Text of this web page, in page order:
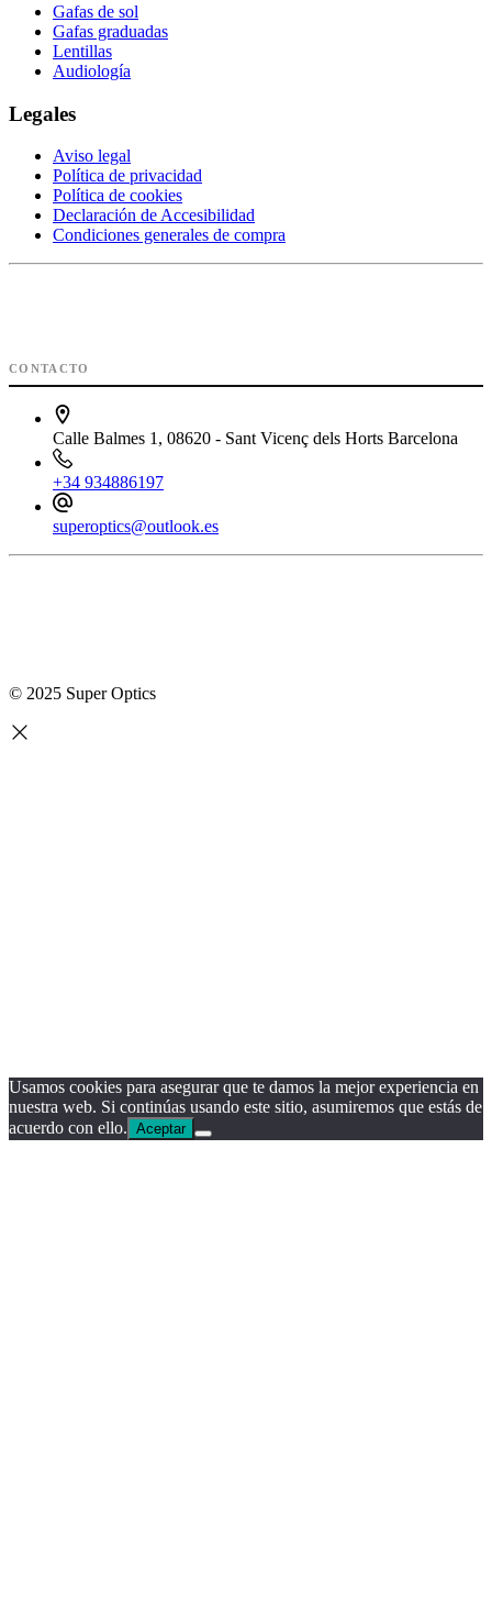
Gafas de sol
Gafas graduadas
Lentillas
Audiología
Legales
Aviso legal
Política de privacidad
Política de cookies
Declaración de Accesibilidad
Condiciones generales de compra
CONTACTO
Calle Balmes 1, 08620 - Sant Vicenç dels Horts Barcelona
+34 934886197
superoptics@outlook.es
© 2025 Super Optics
Usamos cookies para asegurar que te damos la mejor experiencia en
nuestra web. Si continúas usando este sitio, asumiremos que estás de
acuerdo con ello. Aceptar